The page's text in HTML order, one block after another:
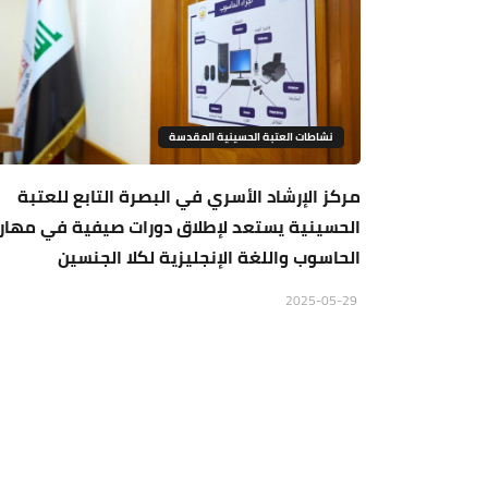
نشاطات العتبة الحسينية المقدسة
مركز الإرشاد الأسري في البصرة التابع للعتبة
الحسينية يستعد لإطلاق دورات صيفية في
الحاسوب واللغة الإنجليزية لكلا الجنسين